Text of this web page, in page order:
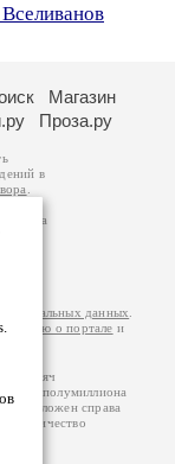
Магазин
Проза.ру
в
за
данных
о портале и
тысяч
полумиллиона
справа
количество